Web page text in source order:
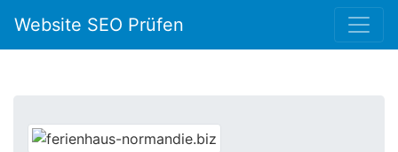
Website SEO Prüfen